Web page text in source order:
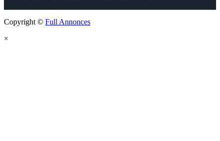
Copyright © Full Annonces
×